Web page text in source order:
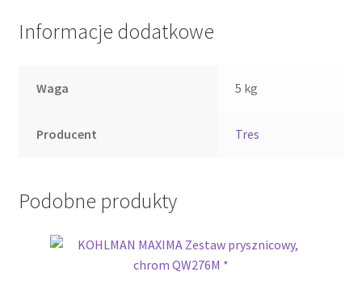
Informacje dodatkowe
Waga 5 kg
Producent Tres
Podobne produkty